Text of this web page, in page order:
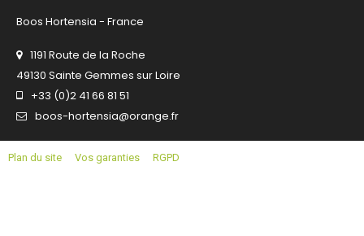
Boos Hortensia - France
1191 Route de la Roche
49130 Sainte Gemmes sur Loire
+33 (0)2 41 66 81 51
boos-hortensia@orange.fr
Plan du site Vos garanties RGPD